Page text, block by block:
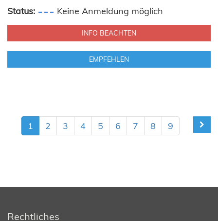
Status:
Keine Anmeldung möglich
INFO BEACHTEN
EMPFEHLEN
1 2 3 4 5 6 7 8 9
Rechtliches